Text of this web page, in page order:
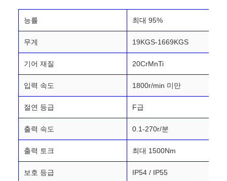
능률 최대 95%
무게 19KGS-1669KGS
기어 재질 20CrMnTi
입력 속도 1800r/min 미만
절연 등급 F급
출력 속도 0.1-270r/분
출력 토크 최대 1500Nm
보호 등급 IP54 / IP55